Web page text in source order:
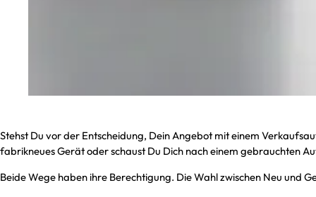
Stehst Du vor der Entscheidung, Dein Angebot mit einem
fabrikneues Gerät oder schaust Du Dich nach einem gebrauchten
Beide Wege haben ihre Berechtigung. Die Wahl zwischen Neu und